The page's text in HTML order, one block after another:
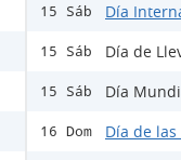
15 Sáb Día
15 Sáb Día de
15 Sáb Día
16 Dom Día de